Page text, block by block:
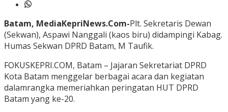
Batam, MediaKepriNews.Com-Plt. Sekretaris Dewan
(Sekwan), Aspawi Nanggali (kaos biru) didampingi Kabag.
Humas Sekwan DPRD Batam, M Taufik.
FOKUSKEPRI.COM, Batam – Jajaran Sekretariat DPRD
Kota Batam menggelar berbagai acara dan kegiatan
dalamrangka memeriahkan peringatan HUT DPRD
Batam yang ke-20.